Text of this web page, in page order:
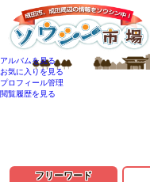
アルバムを見る
お気に入りを見る
プロフィール管理
閲覧履歴を見る
フリーワード